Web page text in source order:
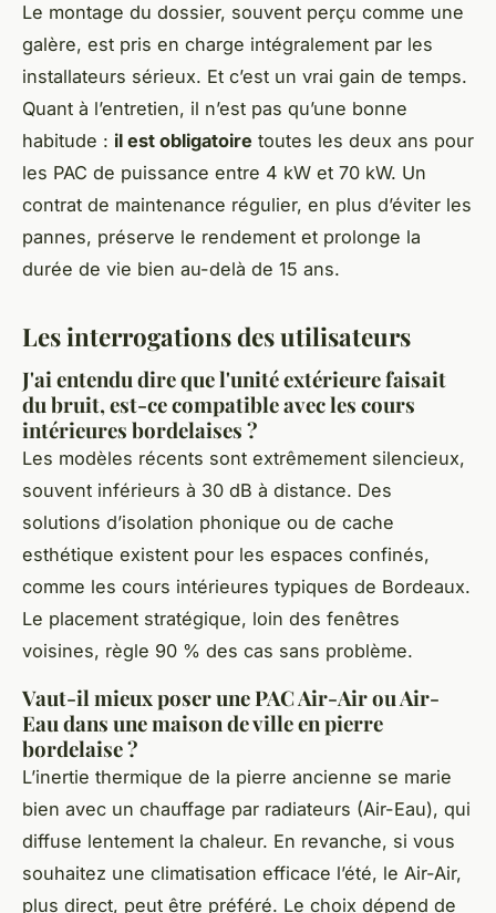
Le montage du dossier, souvent perçu comme une
galère, est pris en charge intégralement par les
installateurs sérieux. Et c’est un vrai gain de temps.
Quant à l’entretien, il n’est pas qu’une bonne
habitude : il est obligatoire toutes les deux ans pour
les PAC de puissance entre 4 kW et 70 kW. Un
contrat de maintenance régulier, en plus d’éviter les
pannes, préserve le rendement et prolonge la
durée de vie bien au-delà de 15 ans.
Les interrogations des utilisateurs
J'ai entendu dire que l'unité extérieure faisait
du bruit, est-ce compatible avec les cours
intérieures bordelaises ?
Les modèles récents sont extrêmement silencieux,
souvent inférieurs à 30 dB à distance. Des
solutions d’isolation phonique ou de cache
esthétique existent pour les espaces confinés,
comme les cours intérieures typiques de Bordeaux.
Le placement stratégique, loin des fenêtres
voisines, règle 90 % des cas sans problème.
Vaut-il mieux poser une PAC Air-Air ou Air-
Eau dans une maison de ville en pierre
bordelaise ?
L’inertie thermique de la pierre ancienne se marie
bien avec un chauffage par radiateurs (Air-Eau), qui
diffuse lentement la chaleur. En revanche, si vous
souhaitez une climatisation efficace l’été, le Air-Air,
plus direct, peut être préféré. Le choix dépend de